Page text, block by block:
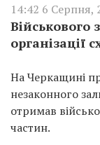
14:42 6 Серпня,
організації
На Черкащині
незаконного
отримав
частин.